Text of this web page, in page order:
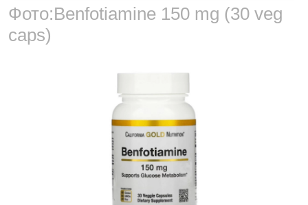
Фото:Benfotiamine 150 mg (30 veg
caps)